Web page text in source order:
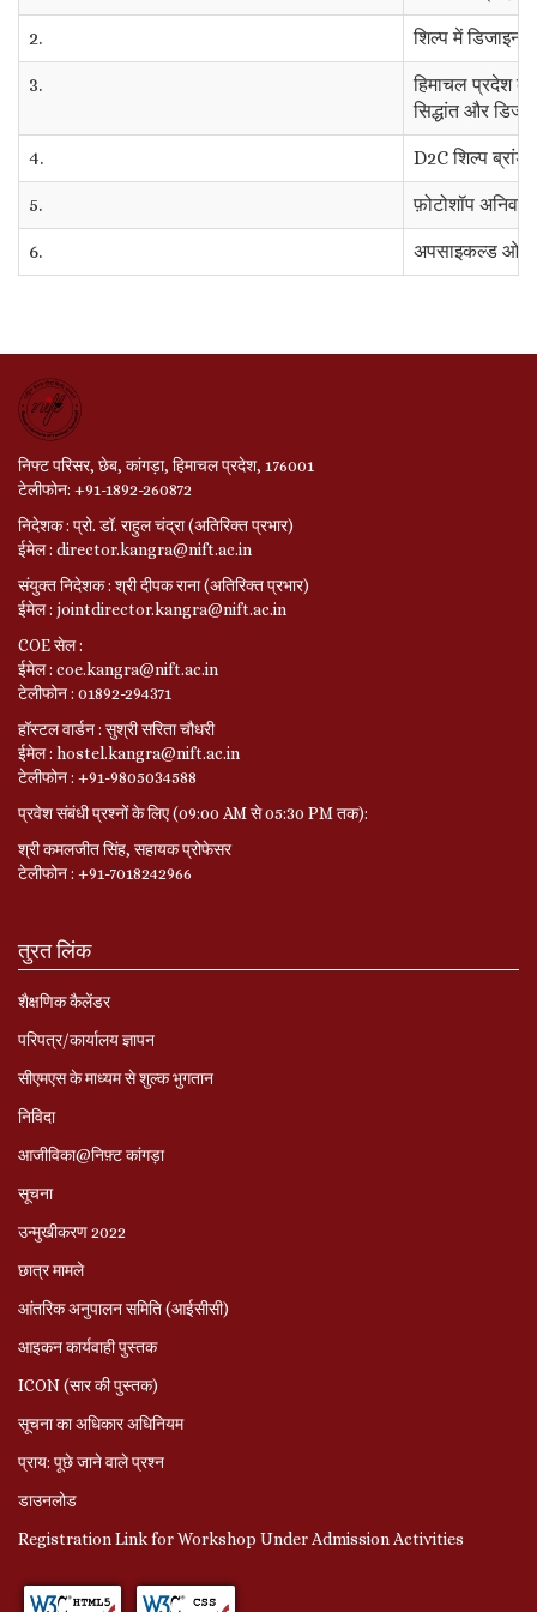
2. शिल्प में डिजाइन
3.
हिमाचल प्रदेश के
सिद्धांत और
4. D2C शिल्प
5. फ़ोटोशॉप अनिवार्य
6. अपसाइकल्ड
निफ्ट परिसर, छेब, कांगड़ा, हिमाचल प्रदेश, 176001
टेलीफोन: +91-1892-260872
निदेशक : प्रो. डॉ. राहुल चंद्रा (अतिरिक्त प्रभार)
ईमेल : director.kangra@nift.ac.in
संयुक्त निदेशक : श्री दीपक राना (अतिरिक्त प्रभार)
ईमेल : jointdirector.kangra@nift.ac.in
COE सेल :
ईमेल : coe.kangra@nift.ac.in
टेलीफोन : 01892-294371
हॉस्टल वार्डन : सुश्री सरिता चौधरी
ईमेल : hostel.kangra@nift.ac.in
टेलीफोन : +91-9805034588
प्रवेश संबंधी प्रश्नों के लिए (09:00 AM से 05:30 PM तक):
श्री कमलजीत सिंह, सहायक प्रोफेसर
टेलीफोन : +91-7018242966
तुरत लिंक
शैक्षणिक कैलेंडर
परिपत्र/कार्यालय ज्ञापन
सीएमएस के माध्यम से शुल्क भुगतान
निविदा
आजीविका@निफ़्ट कांगड़ा
सूचना
उन्मुखीकरण 2022
छात्र मामले
आंतरिक अनुपालन समिति (आईसीसी)
आइकन कार्यवाही पुस्तक
ICON (सार की पुस्तक)
सूचना का अधिकार अधिनियम
प्राय: पूछे जाने वाले प्रश्‍न
डाउनलोड
Registration Link for Workshop Under Admission Activities